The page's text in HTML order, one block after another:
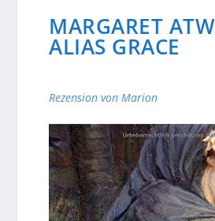
MARGARET
ALIAS GRACE
Rezension von Marion